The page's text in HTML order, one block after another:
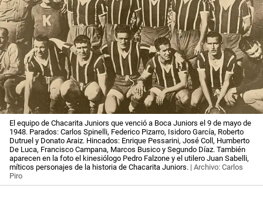
El equipo de Chacarita Juniors que venció a Boca Juniors el 9 de mayo de
1948. Parados: Carlos Spinelli, Federico Pizarro, Isidoro García, Roberto
Dutruel y Donato Araiz. Hincados: Enrique Pessarini, José Coll, Humberto
De Luca, Francisco Campana, Marcos Busico y Segundo Díaz. También
aparecen en la foto el kinesiólogo Pedro Falzone y el utilero Juan Sabelli,
míticos personajes de la historia de Chacarita Juniors. | Archivo: Carlos
Piro